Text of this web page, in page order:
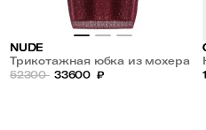
NUDE
Трикотажная юбка из мохера
с пайетками
52300 33600 ₽